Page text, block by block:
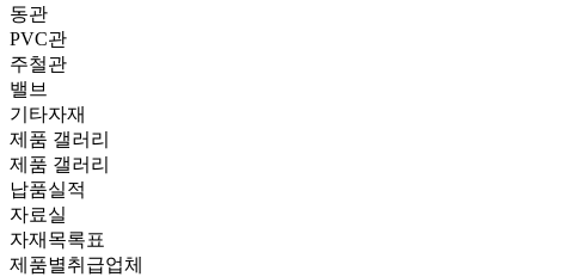
동관
PVC관
주철관
밸브
기타자재
제품 갤러리
제품 갤러리
납품실적
자료실
자재목록표
제품별취급업체